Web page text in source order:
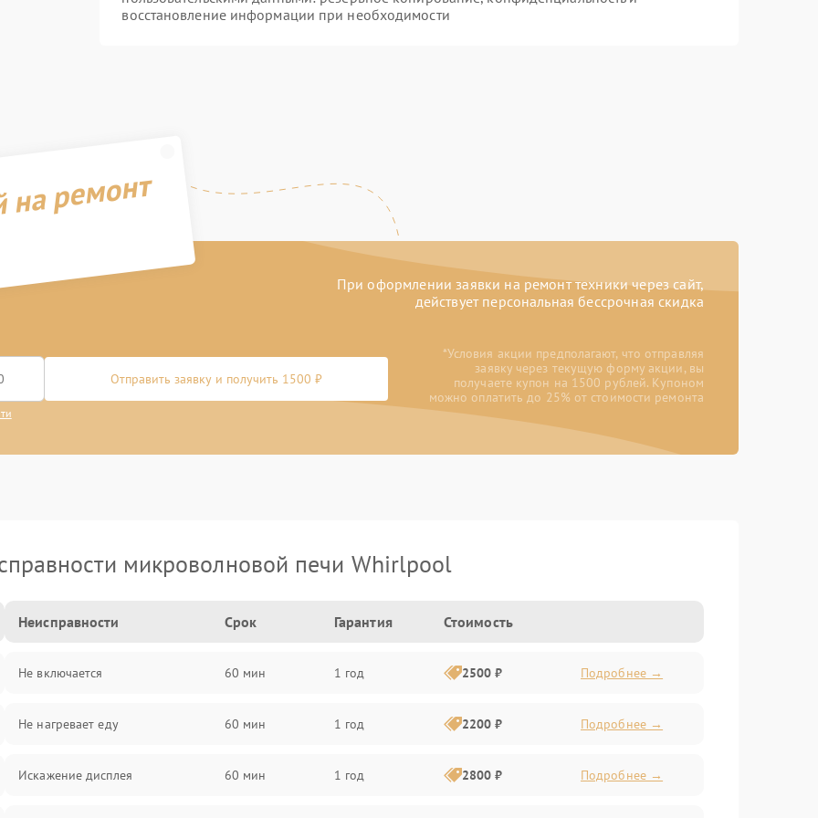
восстановление информации при необходимости
ремонт
При оформлении заявки на ремонт техники через сайт,
действует персональная бессрочная скидка
Отправить заявку и получить 1500 ₽
*Условия акции предполагают, что отправляя
заявку через текущую форму акции, вы
получаете купон на 1500 рублей. Купоном
можно оплатить до 25% от стоимости ремонта
микроволновой печи Whirlpool
Неисправности Срок Гарантия Стоимость
Не включается 60 мин 1 год 2500 ₽ Подробнее →
Не нагревает еду 60 мин 1 год 2200 ₽ Подробнее →
Искажение дисплея 60 мин 1 год 2800 ₽ Подробнее →